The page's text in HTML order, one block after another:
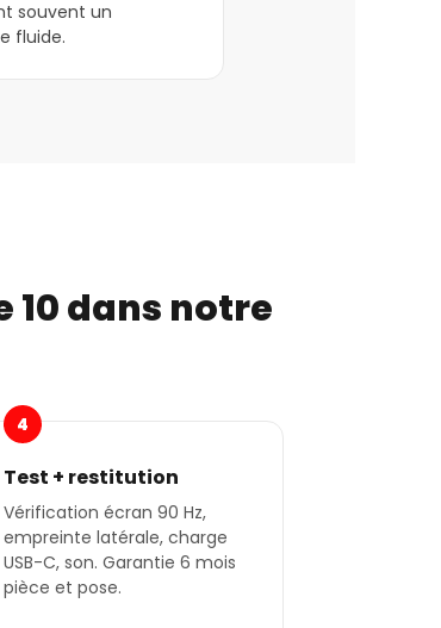
souvent un
fluide.
10 dans notre
4
Test + restitution
Vérification écran 90 Hz,
empreinte latérale, charge
USB-C, son. Garantie 6 mois
pièce et pose.